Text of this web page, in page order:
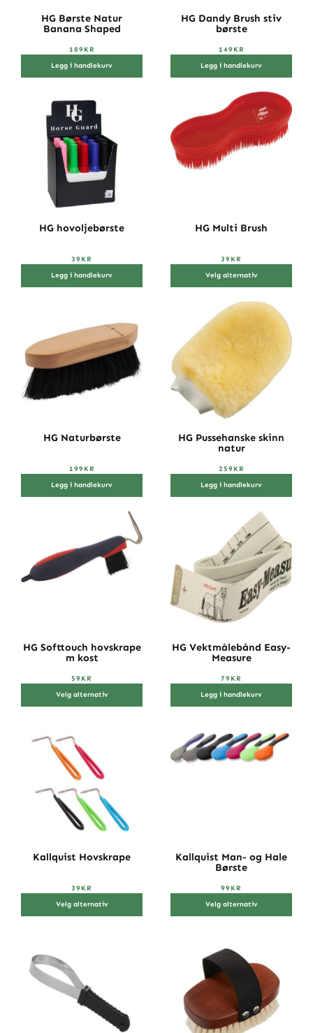
HG Børste Natur
Banana Shaped
189KR
Legg i handlekurv
HG Dandy Brush stiv
børste
149KR
Legg i handlekurv
HG hovoljebørste
39KR
Legg i handlekurv
HG Multi Brush
39KR
Velg alternativ
HG Naturbørste
199KR
Legg i handlekurv
HG Pussehanske skinn
natur
259KR
Legg i handlekurv
HG Softtouch hovskrape
m kost
59KR
Velg alternativ
HG Vektmålebånd Easy-
Measure
79KR
Legg i handlekurv
Kallquist Hovskrape
39KR
Velg alternativ
Kallquist Man- og Hale
Børste
99KR
Velg alternativ